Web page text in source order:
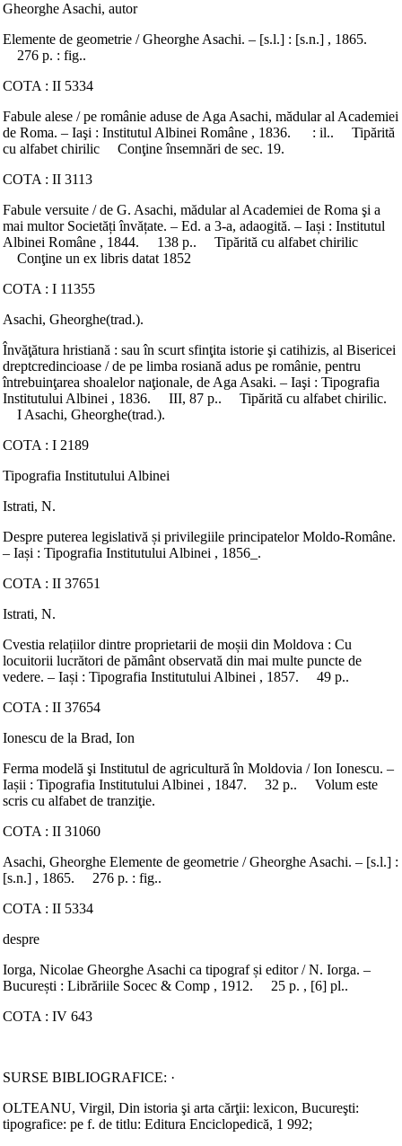
Gheorghe Asachi, autor
Elemente de geometrie / Gheorghe Asachi. – [s.l.] : [s.n.] , 1865.
276 p. : fig..
COTA : II 5334
Fabule alese / pe românie aduse de Aga Asachi, mădular al Academiei
de Roma. – Iaşi : Institutul Albinei Române , 1836. : il.. Tipărită
cu alfabet chirilic Conţine însemnări de sec. 19.
COTA : II 3113
Fabule versuite / de G. Asachi, mădular al Academiei de Roma şi a
mai multor Societăți învățate. – Ed. a 3-a, adaogită. – Iași : Institutul
Albinei Române , 1844. 138 p.. Tipărită cu alfabet chirilic
Conţine un ex libris datat 1852
COTA : I 11355
Asachi, Gheorghe(trad.).
Învăţătura hristiană : sau în scurt sfinţita istorie şi catihizis, al Bisericei
dreptcredincioase / de pe limba rosiană adus pe românie, pentru
întrebuinţarea shoalelor naţionale, de Aga Asaki. – Iaşi : Tipografia
Institutului Albinei , 1836. III, 87 p.. Tipărită cu alfabet chirilic.
I Asachi, Gheorghe(trad.).
COTA : I 2189
Tipografia Institutului Albinei
Istrati, N.
Despre puterea legislativă și privilegiile principatelor Moldo-Române.
– Iași : Tipografia Institutului Albinei , 1856_.
COTA : II 37651
Istrati, N.
Cvestia relațiilor dintre proprietarii de moșii din Moldova : Cu
locuitorii lucrători de pământ observată din mai multe puncte de
vedere. – Iași : Tipografia Institutului Albinei , 1857. 49 p..
COTA : II 37654
Ionescu de la Brad, Ion
Ferma modelă şi Institutul de agricultură în Moldovia / Ion Ionescu. –
Iașii : Tipografia Institutului Albinei , 1847. 32 p.. Volum este
scris cu alfabet de tranziţie.
COTA : II 31060
Asachi, Gheorghe Elemente de geometrie / Gheorghe Asachi. – [s.l.] :
[s.n.] , 1865. 276 p. : fig..
COTA : II 5334
despre
Iorga, Nicolae Gheorghe Asachi ca tipograf și editor / N. Iorga. –
București : Librăriile Socec & Comp , 1912. 25 p. , [6] pl..
COTA : IV 643
SURSE BIBLIOGRAFICE: ·
OLTEANU, Virgil, Din istoria şi arta cărţii: lexicon, Bucureşti:
tipografice: pe f. de titlu: Editura Enciclopedică, 1 992;